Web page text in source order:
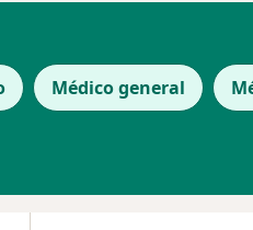
Médico general